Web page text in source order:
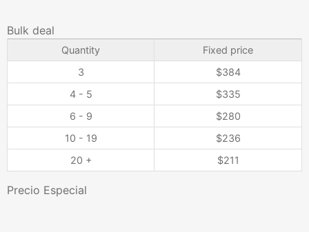
Bulk deal
Quantity
Fixed price
3
$384
4 - 5
$335
6 - 9
$280
10 - 19
$236
20 +
$211
Precio Especial